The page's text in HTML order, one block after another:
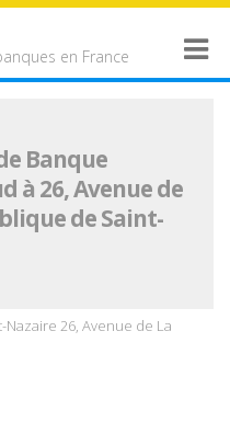
en France
Banque
à 26, Avenue de
de Saint-
26, Avenue de La